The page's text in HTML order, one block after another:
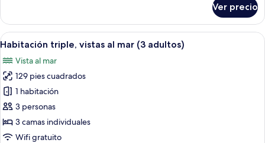
adultos)
doble
estándar
(2
Ver precio
Abrir
todas
las
fotos
de
Habitación
triple,
vistas
Habitación de hotel con dos camas,
8
Habitación triple, vistas al mar (3 adultos)
Vista al mar
129 pies cuadrados
1 habitación
3 personas
3 camas individuales
Wifi gratuito